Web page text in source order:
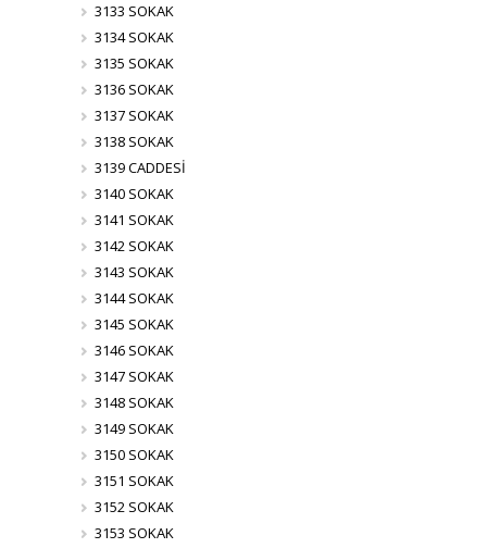
3133 SOKAK
3134 SOKAK
3135 SOKAK
3136 SOKAK
3137 SOKAK
3138 SOKAK
3139 CADDESİ
3140 SOKAK
3141 SOKAK
3142 SOKAK
3143 SOKAK
3144 SOKAK
3145 SOKAK
3146 SOKAK
3147 SOKAK
3148 SOKAK
3149 SOKAK
3150 SOKAK
3151 SOKAK
3152 SOKAK
3153 SOKAK